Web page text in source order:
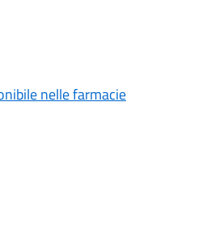
nelle farmacie